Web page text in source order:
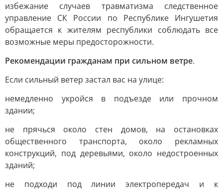
избежание случаев травматизма следственное
управление СК России по Республике Ингушетия
обращается к жителям республики соблюдать все
возможные меры предосторожности.
Рекомендации гражданам при сильном ветре.
Если сильный ветер застал вас на улице:
немедленно укройся в подъезде или прочном
здании;
не прячься около стен домов, на остановках
общественного транспорта, около рекламных
конструкций, под деревьями, около недостроенных
зданий;
не подходи под линии электропередач и к